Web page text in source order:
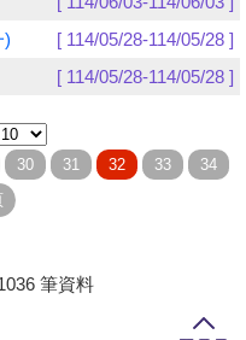
)
[ 114/05/28-114/05/28 ]
[ 114/05/28-114/05/28 ]
筆資料